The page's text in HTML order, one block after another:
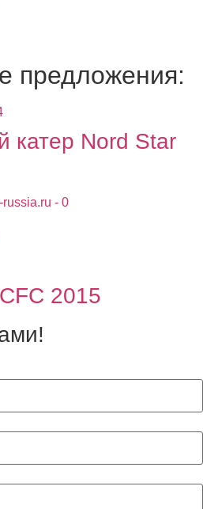
предложения:
катер Nord Star
2015